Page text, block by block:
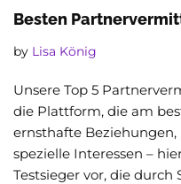
Besten
by Lisa König
Unsere Top 5
die Plattform, die am
ernsthafte
spezielle Interessen –
Testsieger vor, die durch